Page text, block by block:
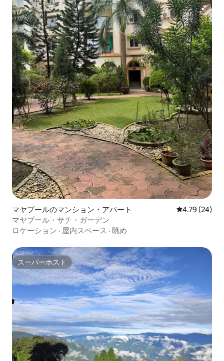
マヤプールのマンション・アパート レビュー24
4.79 (24)
マヤプール・サチ・ガーデン
ロケーション · 屋内スペース · 眺め
スーパーホスト
スーパーホスト